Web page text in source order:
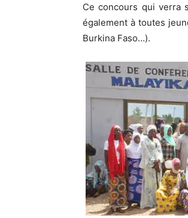
Ce concours qui verra
également à toutes
Burkina Faso…).